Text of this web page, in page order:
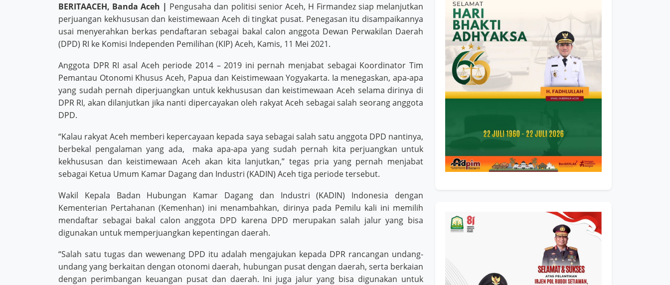
BERITAACEH, Banda Aceh | Pengusaha dan politisi senior Aceh, H Firmandez siap melanjutkan
perjuangan kekhususan dan keistimewaan Aceh di tingkat pusat. Penegasan itu disampaikannya
usai menyerahkan berkas pendaftaran sebagai bakal calon anggota Dewan Perwakilan Daerah
(DPD) RI ke Komisi Independen Pemilihan (KIP) Aceh, Kamis, 11 Mei 2021.
Anggota DPR RI asal Aceh periode 2014 – 2019 ini pernah menjabat sebagai Koordinator Tim
Pemantau Otonomi Khusus Aceh, Papua dan Keistimewaan Yogyakarta. Ia menegaskan, apa-apa
yang sudah pernah diperjuangkan untuk kekhususan dan keistimewaan Aceh selama dirinya di
DPR RI, akan dilanjutkan jika nanti dipercayakan oleh rakyat Aceh sebagai salah seorang anggota
DPD.
“Kalau rakyat Aceh memberi kepercayaan kepada saya sebagai salah satu anggota DPD nantinya,
berbekal pengalaman yang ada, maka apa-apa yang sudah pernah kita perjuangkan untuk
kekhususan dan keistimewaan Aceh akan kita lanjutkan,” tegas pria yang pernah menjabat
sebagai Ketua Umum Kamar Dagang dan Industri (KADIN) Aceh tiga periode tersebut.
Wakil Kepala Badan Hubungan Kamar Dagang dan Industri (KADIN) Indonesia dengan
Kementerian Pertahanan (Kemenhan) ini menambahkan, dirinya pada Pemilu kali ini memilih
mendaftar sebagai bakal calon anggota DPD karena DPD merupakan salah jalur yang bisa
digunakan untuk memperjuangkan kepentingan daerah.
“Salah satu tugas dan wewenang DPD itu adalah mengajukan kepada DPR rancangan undang-
undang yang berkaitan dengan otonomi daerah, hubungan pusat dengan daerah, serta berkaian
dengan perimbangan keuangan pusat dan daerah. Ini juga jalur yang bisa digunakan untuk